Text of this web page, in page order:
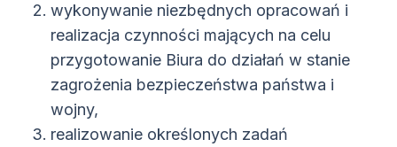
wykonywanie niezbędnych opracowań i
realizacja czynności mających na celu
przygotowanie Biura do działań w stanie
zagrożenia bezpieczeństwa państwa i
wojny,
realizowanie określonych zadań